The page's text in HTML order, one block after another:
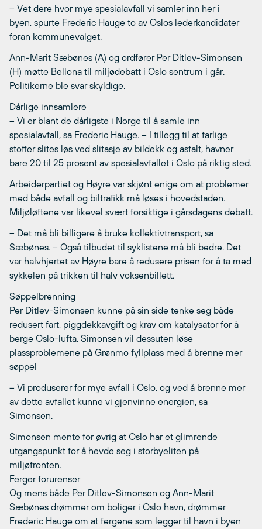
– Vet dere hvor mye spesialavfall vi samler inn her i
byen, spurte Frederic Hauge to av Oslos lederkandidater
foran kommunevalget.
Ann-Marit Sæbønes (A) og ordfører Per Ditlev-Simonsen
(H) møtte Bellona til miljødebatt i Oslo sentrum i går.
Politikerne ble svar skyldige.
Dårlige innsamlere
– Vi er blant de dårligste i Norge til å samle inn
spesialavfall, sa Frederic Hauge. – I tillegg til at farlige
stoffer slites løs ved slitasje av bildekk og asfalt, havner
bare 20 til 25 prosent av spesialavfallet i Oslo på riktig sted.
Arbeiderpartiet og Høyre var skjønt enige om at problemer
med både avfall og biltrafikk må løses i hovedstaden.
Miljøløftene var likevel svært forsiktige i gårsdagens debatt.
– Det må bli billigere å bruke kollektivtransport, sa
Sæbønes. – Også tilbudet til syklistene må bli bedre. Det
var halvhjertet av Høyre bare å redusere prisen for å ta med
sykkelen på trikken til halv voksenbillett.
Søppelbrenning
Per Ditlev-Simonsen kunne på sin side tenke seg både
redusert fart, piggdekkavgift og krav om katalysator for å
berge Oslo-lufta. Simonsen vil dessuten løse
plassproblemene på Grønmo fyllplass med å brenne mer
søppel
– Vi produserer for mye avfall i Oslo, og ved å brenne mer
av dette avfallet kunne vi gjenvinne energien, sa
Simonsen.
Simonsen mente for øvrig at Oslo har et glimrende
utgangspunkt for å hevde seg i storbyeliten på
miljøfronten.
Ferger forurenser
Og mens både Per Ditlev-Simonsen og Ann-Marit
Sæbønes drømmer om boliger i Oslo havn, drømmer
Frederic Hauge om at fergene som legger til havn i byen